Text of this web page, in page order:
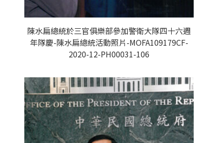
陳水扁總統於三官俱樂部參加警衛大隊四十六週
年隊慶-陳水扁總統活動照片-MOFA109179CF-
2020-12-PH00031-106